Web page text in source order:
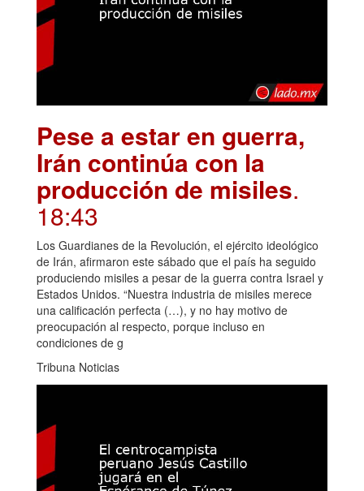
Pese a estar en guerra,
Irán continúa con la
producción de misiles.
18:43
Los Guardianes de la Revolución, el ejército ideológico
de Irán, afirmaron este sábado que el país ha seguido
produciendo misiles a pesar de la guerra contra Israel y
Estados Unidos. “Nuestra industria de misiles merece
una calificación perfecta (…), y no hay motivo de
preocupación al respecto, porque incluso en
condiciones de g
Tribuna Noticias